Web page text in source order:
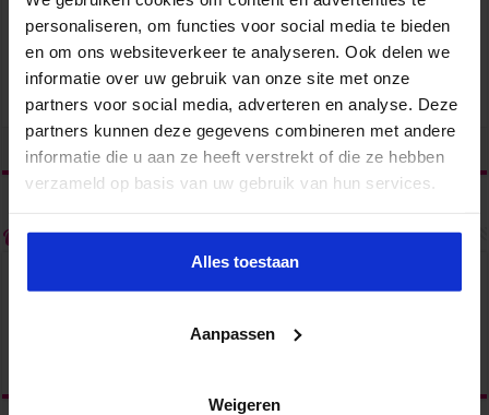
personaliseren, om functies voor social media te bieden
en om ons websiteverkeer te analyseren. Ook delen we
informatie over uw gebruik van onze site met onze
partners voor social media, adverteren en analyse. Deze
partners kunnen deze gegevens combineren met andere
informatie die u aan ze heeft verstrekt of die ze hebben
verzameld op basis van uw gebruik van hun services.
Alles toestaan
Aanpassen
Weigeren
tweet
Over admin